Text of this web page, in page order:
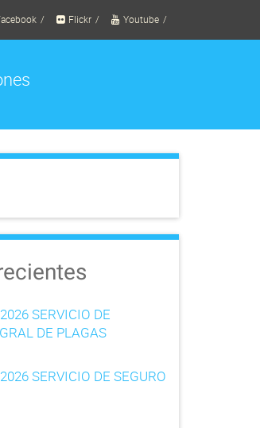
Flickr Youtube
SERVICIO DE
DE PLAGAS
SERVICIO DE SEGURO